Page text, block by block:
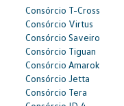
Consórcio T-Cross
Consórcio Virtus
Consórcio Saveiro
Consórcio Tiguan
Consórcio Amarok
Consórcio Jetta
Consórcio Tera